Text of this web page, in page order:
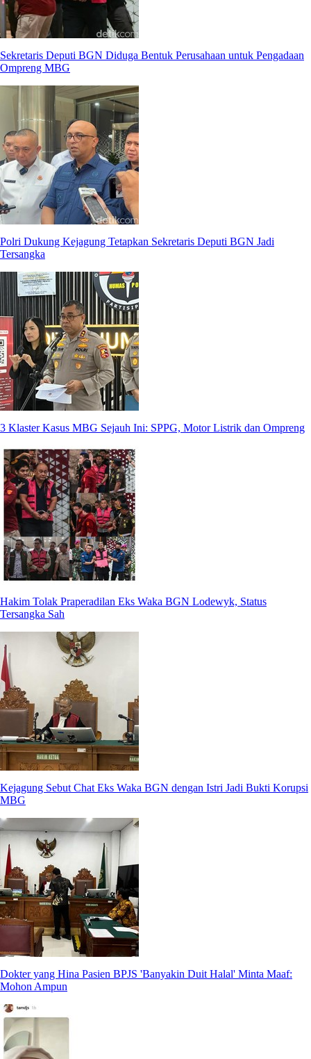
Sekretaris Deputi BGN Diduga Bentuk Perusahaan untuk Pengadaan
Ompreng MBG
Polri Dukung Kejagung Tetapkan Sekretaris Deputi BGN Jadi
Tersangka
3 Klaster Kasus MBG Sejauh Ini: SPPG, Motor Listrik dan Ompreng
Hakim Tolak Praperadilan Eks Waka BGN Lodewyk, Status
Tersangka Sah
Kejagung Sebut Chat Eks Waka BGN dengan Istri Jadi Bukti Korupsi
MBG
Dokter yang Hina Pasien BPJS 'Banyakin Duit Halal' Minta Maaf:
Mohon Ampun